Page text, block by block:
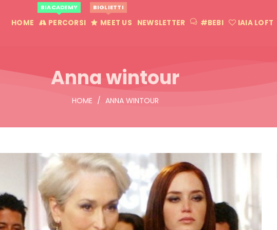
HOME PERCORSI
BIACADEMY
MEET US
BIGLIETTI
NEWSLETTER #BEBI IAIA LOFT
Anna wintour
HOME / ANNA WINTOUR